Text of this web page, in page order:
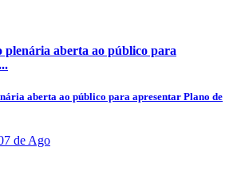
aberta ao público para
aberta ao público para apresentar Plano de
de Ago